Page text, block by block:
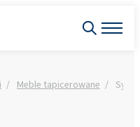
Meble tapicerowane